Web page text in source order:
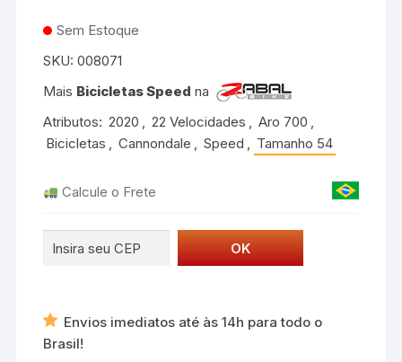
Sem Estoque
SKU:008071
Mais Bicicletas Speed na
Atributos: 2020 , 22 Velocidades , Aro 700 ,
Bicicletas , Cannondale , Speed , Tamanho 54
Calcule o Frete
Envios imediatos até às 14h para todo o
Brasil!